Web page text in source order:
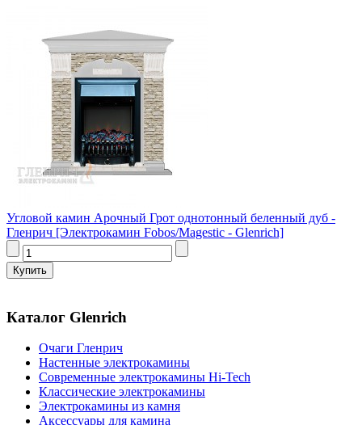
Угловой камин Арочный Грот однотонный беленный дуб -
Гленрич [Электрокамин Fobos/Magestic - Glenrich]
Каталог Glenrich
Очаги Гленрич
Настенные электрокамины
Современные электрокамины Hi-Tech
Классические электрокамины
Электрокамины из камня
Аксессуары для камина